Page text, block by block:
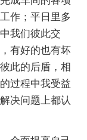
作；平日里多
我们彼此交
有好的也有坏
此的后盾，相
过程中我受益
决问题上都认